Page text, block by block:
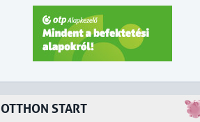
OTTHON START